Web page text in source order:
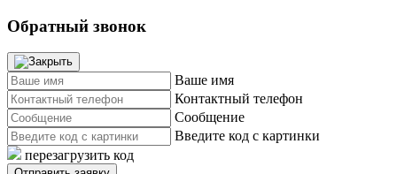
Обратный звонок
Ваше имя
Контактный телефон
Сообщение
Введите код с картинки
перезагрузить код